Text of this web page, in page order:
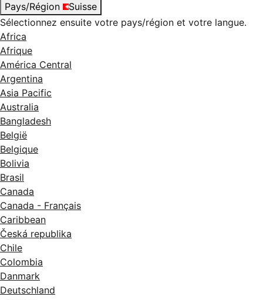
Pays/Région
Suisse
Sélectionnez ensuite votre pays/région et votre langue.
Africa
Afrique
América Central
Argentina
Asia Pacific
Australia
Bangladesh
België
Belgique
Bolivia
Brasil
Canada
Canada - Français
Caribbean
Česká republika
Chile
Colombia
Danmark
Deutschland